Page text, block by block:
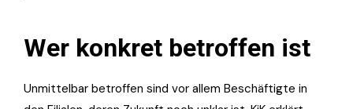
Wer konkret betroffen ist
Unmittelbar betroffen sind vor allem Beschäftigte in